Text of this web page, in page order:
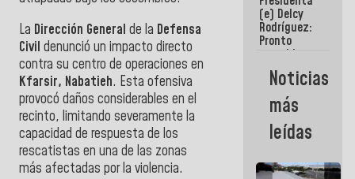
La Dirección General de la Defensa
Civil denunció un impacto directo
contra su centro de operaciones en
Kfarsir, Nabatieh. Esta ofensiva
provocó daños considerables en el
recinto, limitando severamente la
capacidad de respuesta de los
rescatistas en una de las zonas
más afectadas por la violencia.
los
Centroamericanos
(e) Delcy
Rodríguez:
Pronto
restableceremos
las
operaciones
Aeropuerto
Internacional
de
Noticias
más
leídas